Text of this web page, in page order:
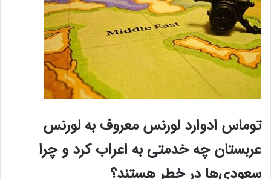
توماس ادوارد لورنس معروف به لورنس
عربستان چه خدمتی به اعراب کرد و چرا
سعودی‌ها در خطر هستند؟